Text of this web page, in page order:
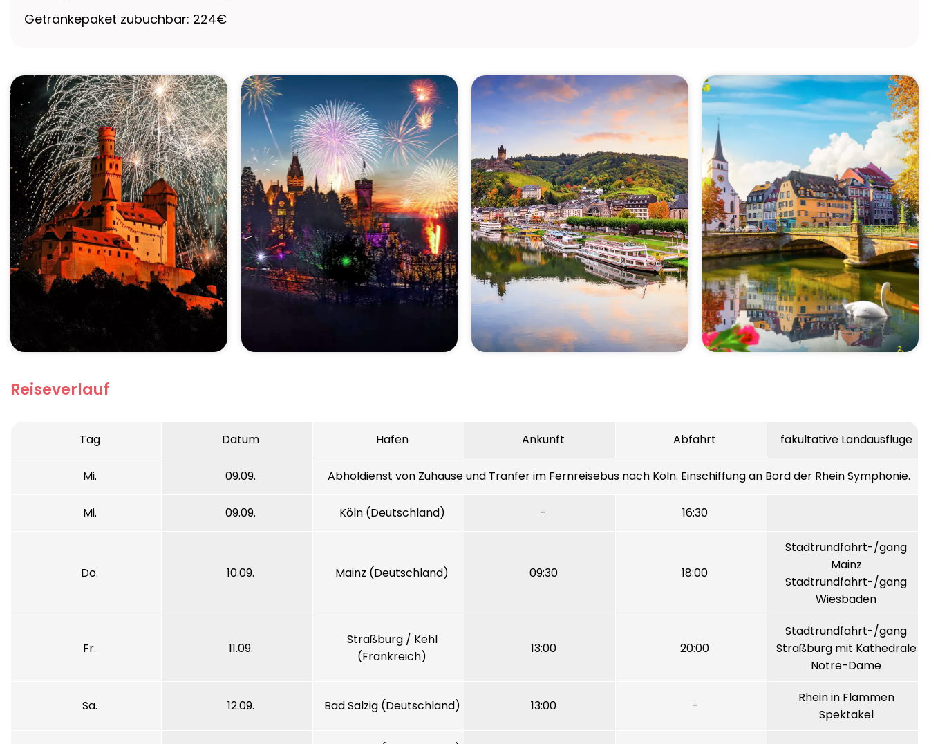
Getränkepaket zubuchbar: 224€
Reiseverlauf
Tag Datum Hafen Ankunft Abfahrt fakultative Landausfluge
Mi. 09.09. Abholdienst von Zuhause und Tranfer im Fernreisebus nach Köln. Einschiffung an Bord der Rhein Symphonie.
Mi. 09.09. Köln (Deutschland) - 16:30
Do. 10.09. Mainz (Deutschland) 09:30 18:00
Stadtrundfahrt-/gang
Mainz
Stadtrundfahrt-/gang
Wiesbaden
Fr. 11.09.
Straßburg / Kehl
(Frankreich)
13:00 20:00
Stadtrundfahrt-/gang
Straßburg mit Kathedrale
Notre-Dame
Sa. 12.09. Bad Salzig (Deutschland) 13:00 -
Rhein in Flammen
Spektakel